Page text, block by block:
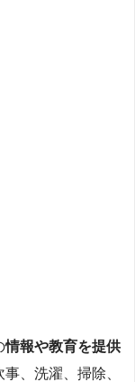
情報や教育を提供
、洗濯、掃除、